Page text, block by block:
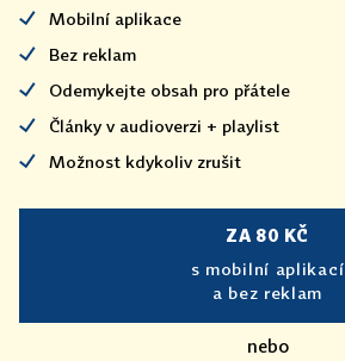
Mobilní aplikace
Bez reklam
Odemykejte obsah pro přátele
Články v audioverzi + playlist
Možnost kdykoliv zrušit
ZA 80 KČ
s mobilní aplikací
a bez reklam
nebo